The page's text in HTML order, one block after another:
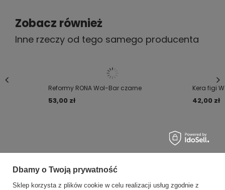
Zobacz również
Inne rzeczy od tego samego producenta
Reformy RONA Wol-Bar czarne
53,00 zł
Kera figi
42,00 zł
MOJE ZAMÓWIENIE
Dbamy o Twoją prywatność
Sklep korzysta z plików cookie w celu realizacji usług zgodnie z